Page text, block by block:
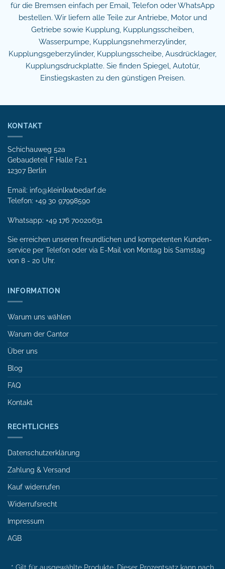
für die Bremsen einfach per Email, Telefon oder WhatsApp
bestellen. Wir liefern alle Teile zur Antriebe, Motor und
Getriebe sowie Kupplung, Kupplungsscheiben,
Wasserpumpe, Kupplungsnehmerzylinder,
Kupplungsgeberzylinder, Kupplungsscheibe, Ausdrücklager,
Kupplungsdruckplatte. Sie finden Spiegel, Autotür,
Einstiegskasten zu den günstigen Preisen.
KONTAKT
Schichauweg 52a
Gebaudeteil F Halle F2.1
12307 Berlin
Email: info@kleinlkwbedarf.de
Telefon: +49 30 97998590
Whatsapp: +49 176 70020631
Sie erreichen unseren freundlichen und kompetenten Kunden­
service per Tele­fon oder via E-Mail von Mon­tag bis Samstag
von 8 - 20 Uhr.
INFORMATION
Warum uns wählen
Warum der Cantor
Über uns
Blog
FAQ
Kontakt
RECHTLICHES
Datenschutzerklärung
Zahlung & Versand
Kauf widerrufen
Widerrufsrecht
Impressum
AGB